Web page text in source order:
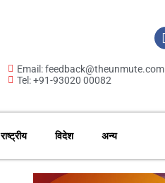
Email: feedback@theunmute.com
Tel: +91-93020 00082
राष्ट्रीय विदेश अन्य